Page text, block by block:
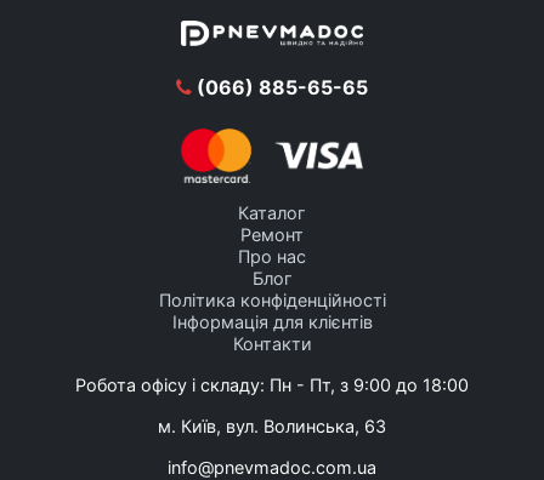
(066) 885-65-65
Каталог
Ремонт
Про нас
Блог
Політика конфіденційності
Інформація для клієнтів
Контакти
Робота офісу і складу: Пн - Пт, з 9:00 до 18:00
м. Київ, вул. Волинська, 63
info@pnevmadoc.com.ua